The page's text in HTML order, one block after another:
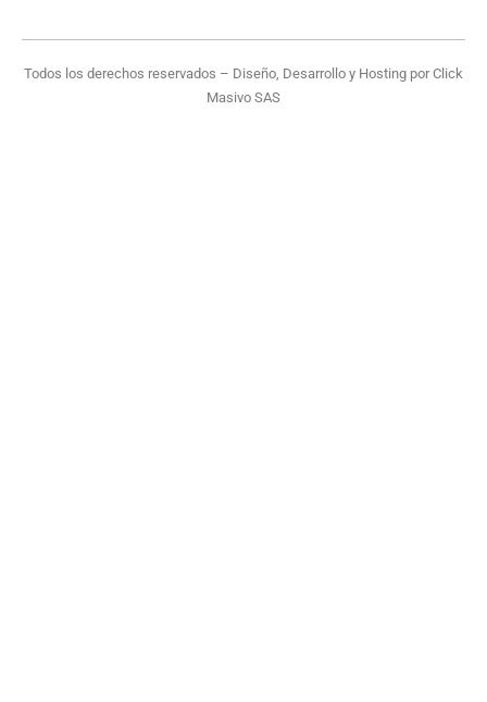
Todos los derechos reservados – Diseño, Desarrollo y Hosting porClick
Masivo SAS